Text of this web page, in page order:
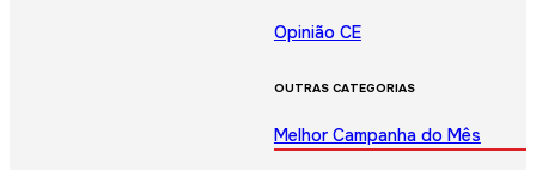
Opinião CE
OUTRAS CATEGORIAS
Melhor Campanha do Mês